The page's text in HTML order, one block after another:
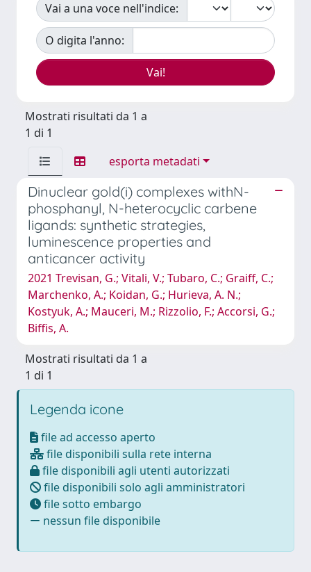
Vai a una voce nell'indice:
O digita l'anno:
Mostrati risultati da 1 a
1 di 1
esporta metadati
Dinuclear gold(i) complexes withN-
phosphanyl, N-heterocyclic carbene
ligands: synthetic strategies,
luminescence properties and
anticancer activity
2021 Trevisan, G.; Vitali, V.; Tubaro, C.; Graiff, C.;
Marchenko, A.; Koidan, G.; Hurieva, A. N.;
Kostyuk, A.; Mauceri, M.; Rizzolio, F.; Accorsi, G.;
Biffis, A.
Mostrati risultati da 1 a
1 di 1
Legenda icone
file ad accesso aperto
file disponibili sulla rete interna
file disponibili agli utenti autorizzati
file disponibili solo agli amministratori
file sotto embargo
nessun file disponibile